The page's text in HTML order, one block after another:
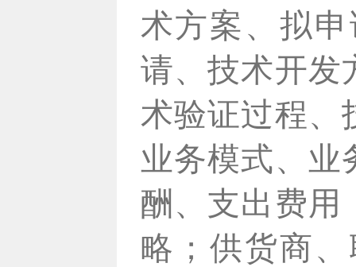
术方案、拟
请、技术开发
术验证过程、
业务模式、业
酬、支出费用
略；供货商